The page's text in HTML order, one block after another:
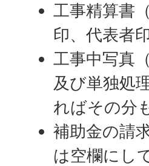
工事精算書
印、代表者
工事中写真
及び単独処
ればその分
補助金の請
は空欄にし